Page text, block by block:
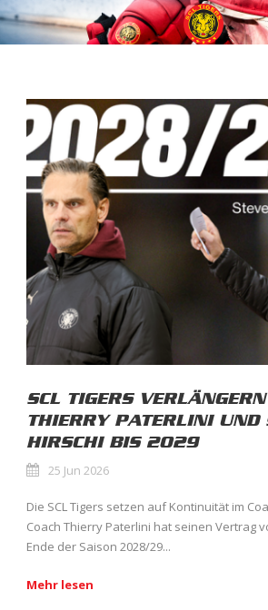
SCL TIGERS
THIERRY PATERLINI UND
HIRSCHI BIS 2029
25 Jun 2026
Die SCL Tigers setzen auf Kontinuität im
Coach Thierry Paterlini hat seinen Vertrag
Ende der Saison 2028/29...
Mehr lesen